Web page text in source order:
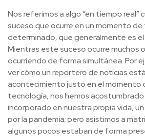
Nos referimos a algo “en tiempo real”
suceso que ocurre en un momento
determinado, que generalmente es
Mientras este suceso ocurre muchos
ocurriendo de forma simultánea. Por
ver cómo un reportero de noticias
acontecimiento justo en el momento
tecnología, nos hemos
incorporado en nuestra propia vida,
por la pandemia; pero asistimos a
algunos pocos estaban de forma